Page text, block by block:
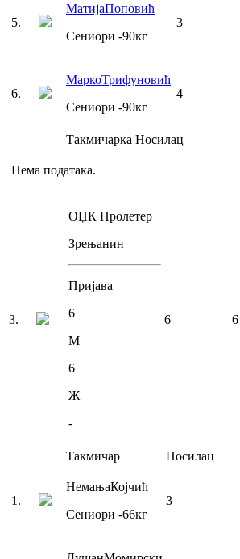
5.
МатијаПоповић
Сениори -90кг
3
6.
МаркоТрифуновић
Сениори -90кг
4
Такмичарка Носилац
Нема података.
3.
ОЏК Пролетер
Зрењанин
Пријава
6
М
6
Ж
-
6 6
Такмичар Носилац
1 .
НемањаКојчић
Сениори -66кг
3